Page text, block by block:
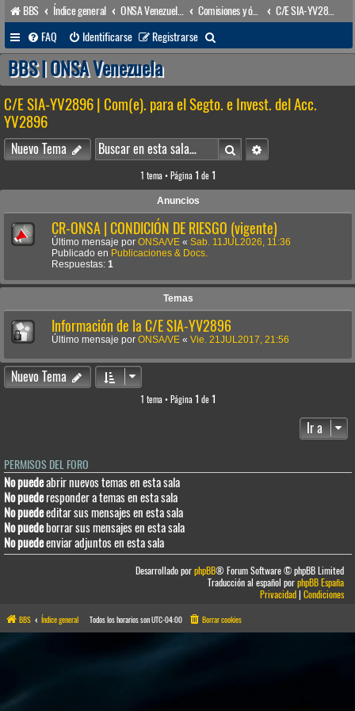
BBS Índice general ONSA Venezuela (acceso público) Comisiones y órganos Asesores internos
FAQ
Identificarse Registrarse
u
c
r
BBS | ONSA Venezuela
C/E SIA-YV2896 | Com(e). para el Segto. e Invest. del Acc.
YV2896
Nuevo Tema BuscarBúsqueda avanzada
1 tema • Página 1 de 1
Anuncios
CR-ONSA | CONDICIÓN DE RIESGO (vigente)
Último mensaje por ONSA/VE « Sab. 11JUL2026, 11:36
Publicado en Publicaciones & Docs.
Respuestas: 1
Temas
Información de la C/E SIA-YV2896
Último mensaje por ONSA/VE « Vie. 21JUL2017, 21:56
Nuevo Tema
1 tema • Página 1 de 1
Ir a
PERMISOS DEL FORO
No puedeabrir nuevos temas en esta sala
No puederesponder a temas en esta sala
No puedeeditar sus mensajes en esta sala
No puedeborrar sus mensajes en esta sala
No puedeenviar adjuntos en esta sala
Desarrollado porphpBB® Forum Software © phpBB Limited
Traducción al español porphpBB España
Privacidad|Condiciones
BBS Índice general Todos los horarios sonUTC-04:00 Borrar cookies